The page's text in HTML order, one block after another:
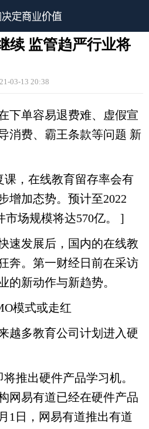
续 监管趋严行业将
03-13 20:38
单容易退费难、虚假宣
消费、霸王条款等问题 新
，在线教育留存率会有
增加态势。预计至2022
市场规模将达570亿。 ]
发展后，国内的在线教
奔。第一财经日前在采访
的新动作与新趋势。
模式或走红
多教育公司计划进入硬
出硬件产品学习机。
网易有道已经在硬件产品
1日，网易有道推出有道